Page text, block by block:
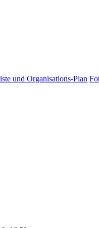
und Organisations-Plan